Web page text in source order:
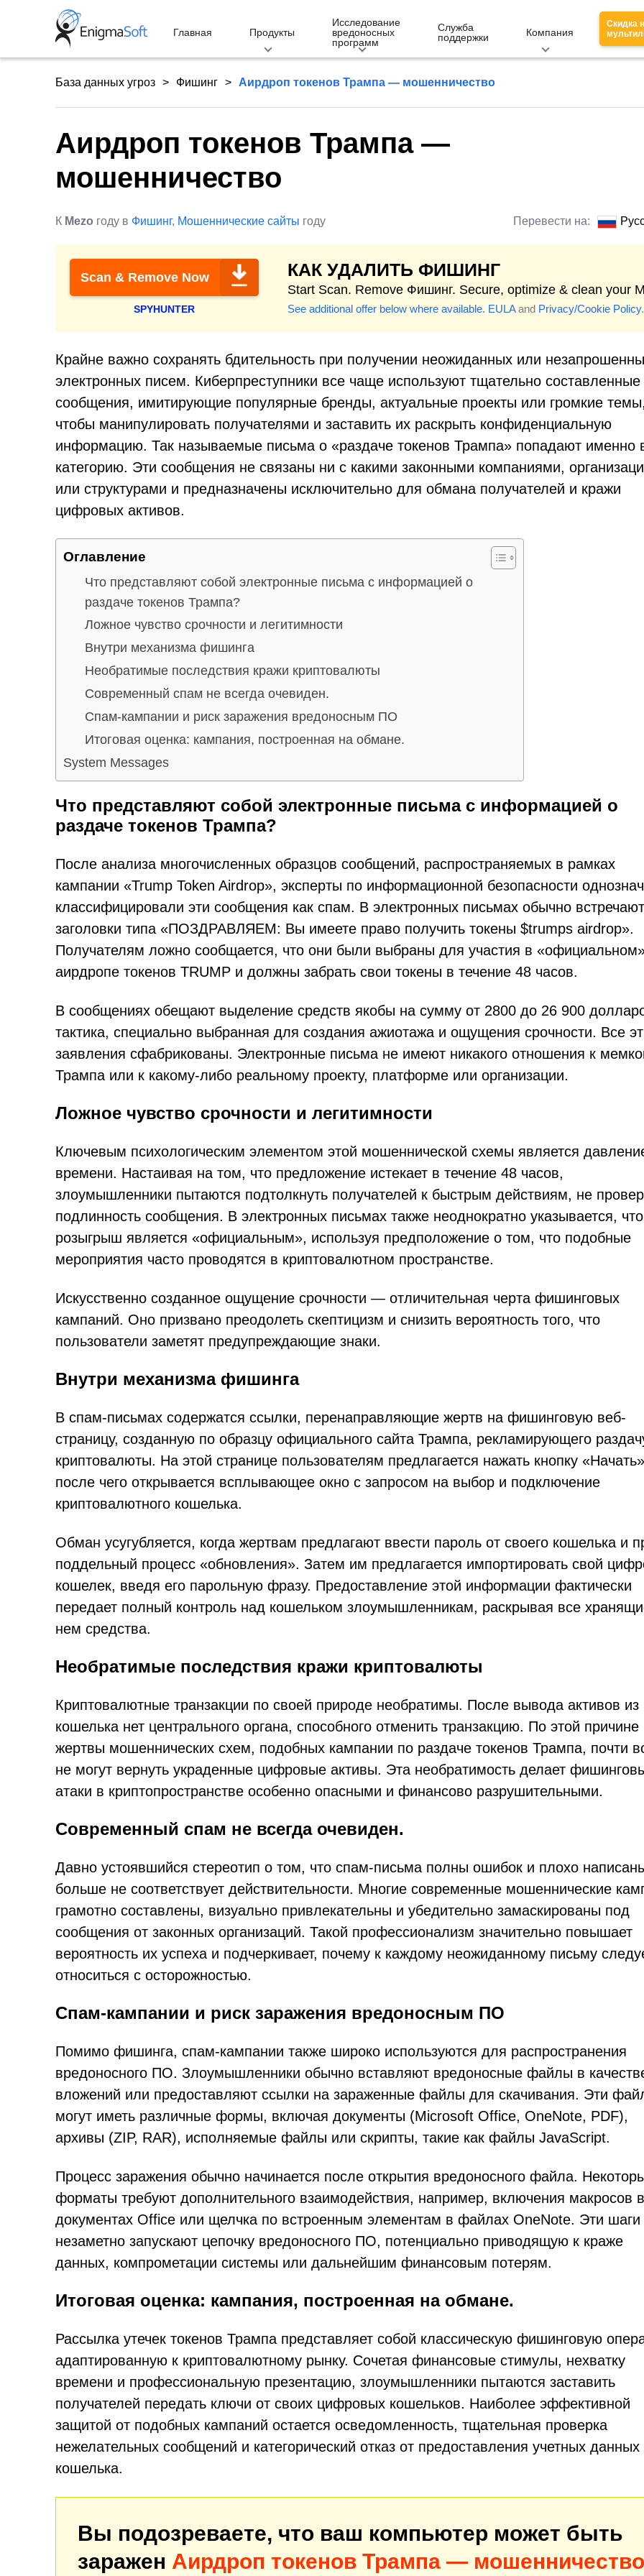
Главная Продукты
Исследование
вредоносных
программ
Служба
поддержки
Компания
Скидка
База данных угроз Фишинг Аирдроп токенов Трампа — мошенничество
Аирдроп токенов Трампа —
мошенничество
К Mezo году в Фишинг, Мошеннические сайты году Перевести на:
Scan & Remove Now
SPYHUNTER
КАК УДАЛИТЬ ФИШИНГ
Start Scan. Remove Фишинг. Secure, optimize & clean your
See additional offer below where available. EULAand Privacy/Cookie Policy.
Крайне важно сохранять бдительность при получении неожиданных или
электронных писем. Киберпреступники все чаще используют тщательно составленные
сообщения, имитирующие популярные бренды, актуальные проекты или громкие темы,
чтобы манипулировать получателями и заставить их раскрыть конфиденциальную
информацию. Так называемые письма о «раздаче токенов Трампа» попадают именно
категорию. Эти сообщения не связаны ни с какими законными компаниями,
или структурами и предназначены исключительно для обмана получателей и кражи
цифровых активов.
Оглавление
Что представляют собой электронные письма с информацией о
раздаче токенов Трампа?
Ложное чувство срочности и легитимности
Внутри механизма фишинга
Необратимые последствия кражи криптовалюты
Современный спам не всегда очевиден.
Спам-кампании и риск заражения вредоносным ПО
Итоговая оценка: кампания, построенная на обмане.
System Messages
Что представляют собой электронные письма с информацией о
раздаче токенов Трампа?
После анализа многочисленных образцов сообщений, распространяемых в рамках
кампании «Trump Token Airdrop», эксперты по информационной безопасности
классифицировали эти сообщения как спам. В электронных письмах обычно
заголовки типа «ПОЗДРАВЛЯЕМ: Вы имеете право получить токены $trumps airdrop».
Получателям ложно сообщается, что они были выбраны для участия в
аирдропе токенов TRUMP и должны забрать свои токены в течение 48 часов.
В сообщениях обещают выделение средств якобы на сумму от 2800 до 26 900
тактика, специально выбранная для создания ажиотажа и ощущения срочности. Все
заявления сфабрикованы. Электронные письма не имеют никакого отношения к
Трампа или к какому-либо реальному проекту, платформе или организации.
Ложное чувство срочности и легитимности
Ключевым психологическим элементом этой мошеннической схемы является
времени. Настаивая на том, что предложение истекает в течение 48 часов,
злоумышленники пытаются подтолкнуть получателей к быстрым действиям, не
подлинность сообщения. В электронных письмах также неоднократно указывается, что
розыгрыш является «официальным», используя предположение о том, что подобные
мероприятия часто проводятся в криптовалютном пространстве.
Искусственно созданное ощущение срочности — отличительная черта фишинговых
кампаний. Оно призвано преодолеть скептицизм и снизить вероятность того, что
пользователи заметят предупреждающие знаки.
Внутри механизма фишинга
В спам-письмах содержатся ссылки, перенаправляющие жертв на фишинговую веб-
страницу, созданную по образцу официального сайта Трампа, рекламирующего
криптовалюты. На этой странице пользователям предлагается нажать кнопку
после чего открывается всплывающее окно с запросом на выбор и подключение
криптовалютного кошелька.
Обман усугубляется, когда жертвам предлагают ввести пароль от своего кошелька и
поддельный процесс «обновления». Затем им предлагается импортировать свой
кошелек, введя его парольную фразу. Предоставление этой информации фактически
передает полный контроль над кошельком злоумышленникам, раскрывая все
нем средства.
Необратимые последствия кражи криптовалюты
Криптовалютные транзакции по своей природе необратимы. После вывода активов из
кошелька нет центрального органа, способного отменить транзакцию. По этой причине
жертвы мошеннических схем, подобных кампании по раздаче токенов Трампа, почти
не могут вернуть украденные цифровые активы. Эта необратимость делает
атаки в криптопространстве особенно опасными и финансово разрушительными.
Современный спам не всегда очевиден.
Давно устоявшийся стереотип о том, что спам-письма полны ошибок и плохо
больше не соответствует действительности. Многие современные мошеннические
грамотно составлены, визуально привлекательны и убедительно замаскированы под
сообщения от законных организаций. Такой профессионализм значительно повышает
вероятность их успеха и подчеркивает, почему к каждому неожиданному письму
относиться с осторожностью.
Спам-кампании и риск заражения вредоносным ПО
Помимо фишинга, спам-кампании также широко используются для распространения
вредоносного ПО. Злоумышленники обычно вставляют вредоносные файлы в
вложений или предоставляют ссылки на зараженные файлы для скачивания. Эти
могут иметь различные формы, включая документы (Microsoft Office, OneNote, PDF),
архивы (ZIP, RAR), исполняемые файлы или скрипты, такие как файлы JavaScript.
Процесс заражения обычно начинается после открытия вредоносного файла.
форматы требуют дополнительного взаимодействия, например, включения макросов в
документах Office или щелчка по встроенным элементам в файлах OneNote. Эти шаги
незаметно запускают цепочку вредоносного ПО, потенциально приводящую к краже
данных, компрометации системы или дальнейшим финансовым потерям.
Итоговая оценка: кампания, построенная на обмане.
Рассылка утечек токенов Трампа представляет собой классическую фишинговую
адаптированную к криптовалютному рынку. Сочетая финансовые стимулы, нехватку
времени и профессиональную презентацию, злоумышленники пытаются заставить
получателей передать ключи от своих цифровых кошельков. Наиболее эффективной
защитой от подобных кампаний остается осведомленность, тщательная проверка
нежелательных сообщений и категорический отказ от предоставления учетных данных
кошелька.
Вы подозреваете, что ваш компьютер может быть
заражен Аирдроп токенов Трампа — мошенничество